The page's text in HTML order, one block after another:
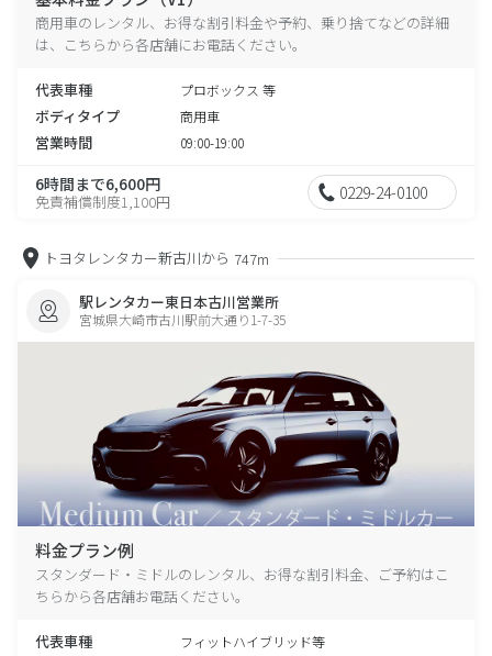
商用車のレンタル、お得な割引料金や予約、乗り捨てなどの詳細
は、こちらから各店舗にお電話ください。
代表車種 プロボックス 等
ボディタイプ 商用車
営業時間 09:00-19:00
6時間まで6,600円
免責補償制度1,100円 0229-24-0100
トヨタレンタカー新古川から 747m
駅レンタカー東日本古川営業所
宮城県大崎市古川駅前大通り1-7-35
料金プラン例
スタンダード・ミドルのレンタル、お得な割引料金、ご予約はこ
ちらから各店舗お電話ください。
代表車種 フィットハイブリッド等